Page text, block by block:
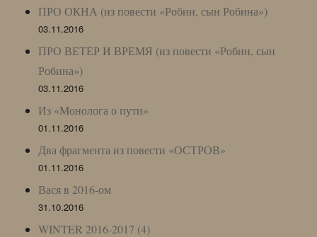
ПРО ОКНА (из повести «Робин, сын Робина»)
03.11.2016
ПРО ВЕТЕР И ВРЕМЯ (из повести «Робин, сын
Робина»)
03.11.2016
Из «Монолога о пути»
01.11.2016
Два фрагмента из повести «ОСТРОВ»
01.11.2016
Вася в 2016-ом
31.10.2016
WINTER 2016-2017 (4)